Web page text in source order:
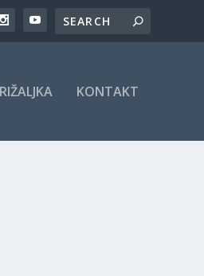
KONTAKT